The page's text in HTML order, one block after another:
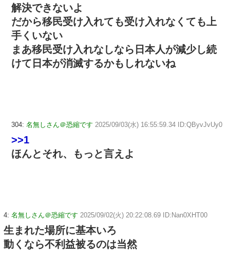
解決できないよ
だから移民受け入れても受け入れなくても上
手くいない
まあ移民受け入れなしなら日本人が減少し続
けて日本が消滅するかもしれないね
304: 名無しさん＠恐縮です 2025/09/03(水) 16:55:59.34 ID:QByvJvUy0
>>1
ほんとそれ、もっと言えよ
4: 名無しさん＠恐縮です 2025/09/02(火) 20:22:08.69 ID:Nan0XHT00
生まれた場所に基本いろ
動くなら不利益被るのは当然